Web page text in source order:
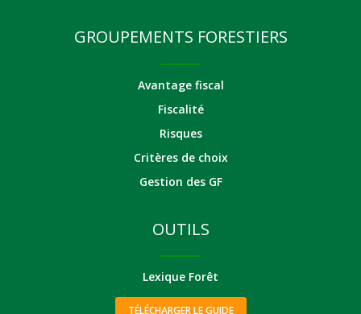
GROUPEMENTS FORESTIERS
Avantage fiscal
Fiscalité
Risques
Critères de choix
Gestion des GF
OUTILS
Lexique Forêt
TÉLÉCHARGER LE GUIDE